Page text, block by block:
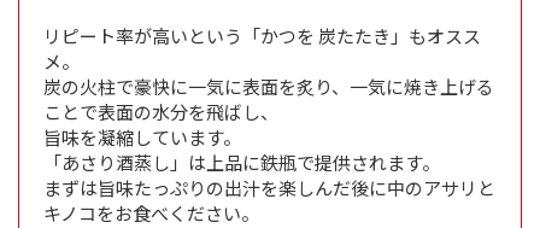
リピート率が高いという「かつを 炭たたき」もオスス
メ。
炭の火柱で豪快に一気に表面を炙り、一気に焼き上げる
ことで表面の水分を飛ばし、
旨味を凝縮しています。
「あさり酒蒸し」は上品に鉄瓶で提供されます。
まずは旨味たっぷりの出汁を楽しんだ後に中のアサリと
キノコをお食べください。